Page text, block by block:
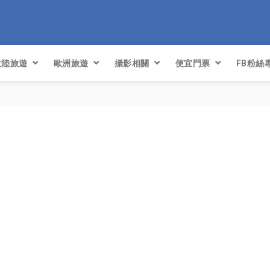
旅遊 歐洲旅遊 攝影相關 便宜門票 FB粉絲